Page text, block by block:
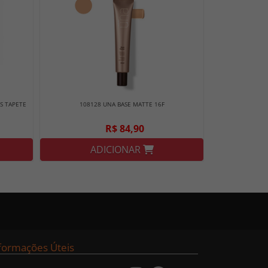
TAPETE 108128 UNA BASE MATTE 16F
R$ 84,90
ADICIONAR
Úteis